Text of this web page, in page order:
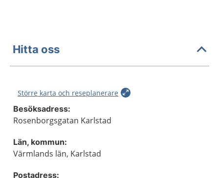
Hitta oss
Större karta och reseplanerare
Besöksadress:
Rosenborgsgatan Karlstad
Län, kommun:
Värmlands län, Karlstad
Postadress: